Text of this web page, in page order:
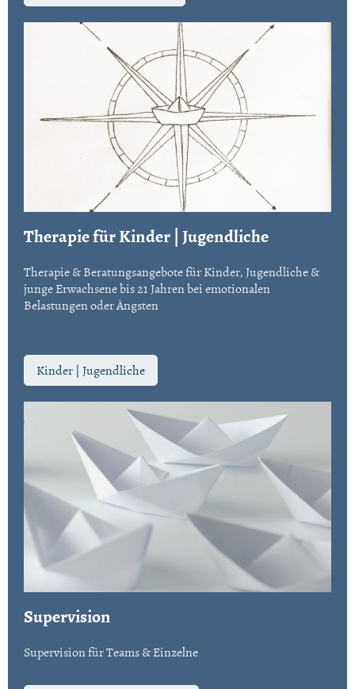
Therapie für Kinder | Jugendliche
Therapie & Beratungsangebote für Kinder, Jugendliche &
junge Erwachsene bis 21 Jahren bei emotionalen
Belastungen oder Ängsten
Kinder | Jugendliche
Supervision
Supervision für Teams & Einzelne